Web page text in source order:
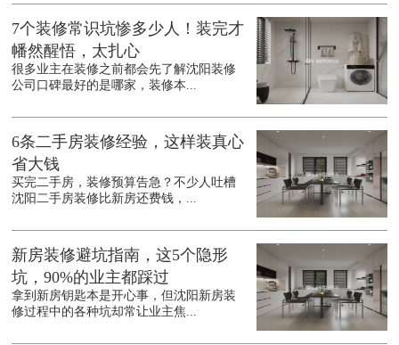
7个装修常识坑惨多少人！装完才
幡然醒悟，太扎心
很多业主在装修之前都会先了解沈阳装修
公司口碑最好的是哪家，装修本...
6条二手房装修经验，这样装真心
省大钱
买完二手房，装修预算告急？不少人吐槽
沈阳二手房装修比新房还费钱，...
新房装修避坑指南，这5个隐形
坑，90%的业主都踩过
拿到新房钥匙本是开心事，但沈阳新房装
修过程中的各种坑却常让业主焦...